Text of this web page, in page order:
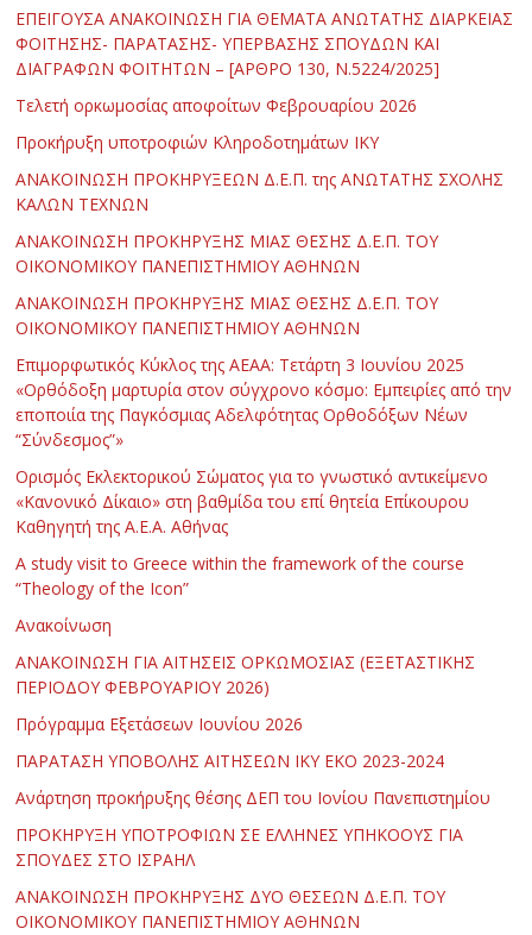
ΕΠΕΙΓΟΥΣΑ ΑΝΑΚΟΙΝΩΣΗ ΓΙΑ ΘΕΜΑΤΑ ΑΝΩΤΑΤΗΣ ΔΙΑΡΚΕΙΑΣ
ΦΟΙΤΗΣΗΣ- ΠΑΡΑΤΑΣΗΣ- ΥΠΕΡΒΑΣΗΣ ΣΠΟΥΔΩΝ ΚΑΙ
ΔΙΑΓΡΑΦΩΝ ΦΟΙΤΗΤΩΝ – [ΑΡΘΡΟ 130, Ν.5224/2025]
Τελετή ορκωμοσίας αποφοίτων Φεβρουαρίου 2026
Προκήρυξη υποτροφιών Κληροδοτημάτων ΙΚΥ
ΑΝΑΚΟΙΝΩΣΗ ΠΡΟΚΗΡΥΞΕΩΝ Δ.Ε.Π. της ΑΝΩΤΑΤΗΣ ΣΧΟΛΗΣ
ΚΑΛΩΝ ΤΕΧΝΩΝ
ΑΝΑΚΟΙΝΩΣΗ ΠΡΟΚΗΡΥΞΗΣ ΜΙΑΣ ΘΕΣΗΣ Δ.Ε.Π. ΤΟΥ
ΟΙΚΟΝΟΜΙΚΟΥ ΠΑΝΕΠΙΣΤΗΜΙΟΥ ΑΘΗΝΩΝ
ΑΝΑΚΟΙΝΩΣΗ ΠΡΟΚΗΡΥΞΗΣ ΜΙΑΣ ΘΕΣΗΣ Δ.Ε.Π. ΤΟΥ
ΟΙΚΟΝΟΜΙΚΟΥ ΠΑΝΕΠΙΣΤΗΜΙΟΥ ΑΘΗΝΩΝ
Επιμορφωτικός Κύκλος της ΑΕΑΑ: Τετάρτη 3 Ιουνίου 2025
«Ορθόδοξη μαρτυρία στον σύγχρονο κόσμο: Εμπειρίες από την
εποποιία της Παγκόσμιας Αδελφότητας Ορθοδόξων Νέων
“Σύνδεσμος”»
Ορισμός Εκλεκτορικού Σώματος για το γνωστικό αντικείμενο
«Κανονικό Δίκαιο» στη βαθμίδα του επί θητεία Επίκουρου
Καθηγητή της Α.Ε.Α. Αθήνας
Α study visit to Greece within the framework of the course
“Theology of the Icon”
Ανακοίνωση
ΑΝΑΚΟΙΝΩΣΗ ΓΙΑ ΑΙΤΗΣΕΙΣ ΟΡΚΩΜΟΣΙΑΣ (ΕΞΕΤΑΣΤΙΚΗΣ
ΠΕΡΙΟΔΟΥ ΦΕΒΡΟΥΑΡΙΟΥ 2026)
Πρόγραμμα Εξετάσεων Ιουνίου 2026
ΠΑΡΑΤΑΣΗ ΥΠΟΒΟΛΗΣ ΑΙΤΗΣΕΩΝ ΙΚΥ ΕΚΟ 2023-2024
Ανάρτηση προκήρυξης θέσης ΔΕΠ του Ιονίου Πανεπιστημίου
ΠΡΟΚΗΡΥΞΗ ΥΠΟΤΡΟΦΙΩΝ ΣΕ ΕΛΛΗΝΕΣ ΥΠΗΚΟΟΥΣ ΓΙΑ
ΣΠΟΥΔΕΣ ΣΤΟ ΙΣΡΑΗΛ
ΑΝΑΚΟΙΝΩΣΗ ΠΡΟΚΗΡΥΞΗΣ ΔΥΟ ΘΕΣΕΩΝ Δ.Ε.Π. ΤΟΥ
ΟΙΚΟΝΟΜΙΚΟΥ ΠΑΝΕΠΙΣΤΗΜΙΟΥ ΑΘΗΝΩΝ